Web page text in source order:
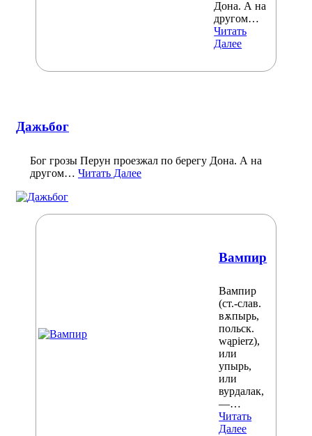
Дона. А на
другом…
Читать
Далее
Дажьбог
Бог грозы Перун проезжал по берегу Дона. А на
другом… Читать Далее
Вампир
Вампир
(ст.‑слав.
вѫпырь,
польск.
wąpierz),
или
упырь,
или
вурдалак,
—…
Читать
Далее